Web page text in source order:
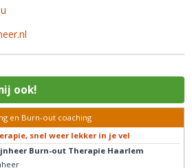
ook!
en Burn-out coaching
snel weer lekker in je vel
Burn-out Therapie Haarlem